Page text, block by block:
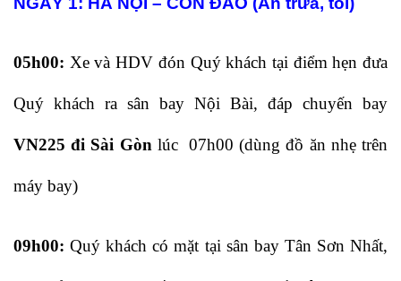
05h00: Xe và HDV đón Quý khách tại điểm hẹn đưa
Quý khách ra sân bay Nội Bài, đáp chuyến bay
VN225 đi Sài Gònlúc 07h00 (dùng đồ ăn nhẹ trên
máy bay)
09h00: Quý khách có mặt tại sân bay Tân Sơn Nhất,